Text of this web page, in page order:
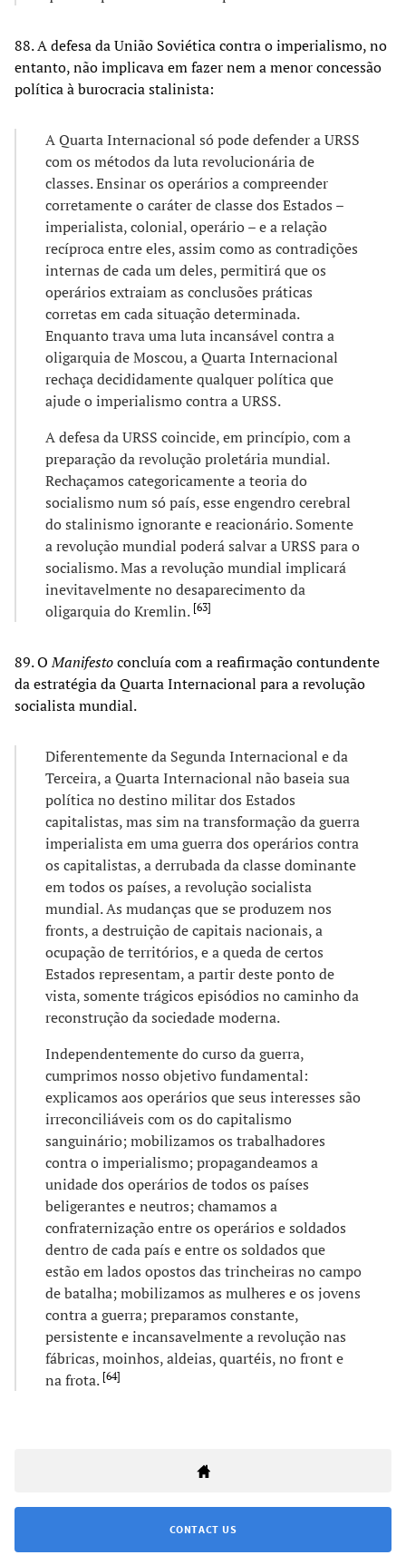
88. A defesa da União Soviética contra o imperialismo, no
entanto, não implicava em fazer nem a menor concessão
política à burocracia stalinista:
A Quarta Internacional só pode defender a URSS
com os métodos da luta revolucionária de
classes. Ensinar os operários a compreender
corretamente o caráter de classe dos Estados –
imperialista, colonial, operário – e a relação
recíproca entre eles, assim como as contradições
internas de cada um deles, permitirá que os
operários extraiam as conclusões práticas
corretas em cada situação determinada.
Enquanto trava uma luta incansável contra a
oligarquia de Moscou, a Quarta Internacional
rechaça decididamente qualquer política que
ajude o imperialismo contra a URSS.
A defesa da URSS coincide, em princípio, com a
preparação da revolução proletária mundial.
Rechaçamos categoricamente a teoria do
socialismo num só país, esse engendro cerebral
do stalinismo ignorante e reacionário. Somente
a revolução mundial poderá salvar a URSS para o
socialismo. Mas a revolução mundial implicará
inevitavelmente no desaparecimento da
oligarquia do Kremlin. [63]
89. OManifestoconcluía com a reafirmação contundente
da estratégia da Quarta Internacional para a revolução
socialista mundial.
Diferentemente da Segunda Internacional e da
Terceira, a Quarta Internacional não baseia sua
política no destino militar dos Estados
capitalistas, mas sim na transformação da guerra
imperialista em uma guerra dos operários contra
os capitalistas, a derrubada da classe dominante
em todos os países, a revolução socialista
mundial. As mudanças que se produzem nos
fronts, a destruição de capitais nacionais, a
ocupação de territórios, e a queda de certos
Estados representam, a partir deste ponto de
vista, somente trágicos episódios no caminho da
reconstrução da sociedade moderna.
Independentemente do curso da guerra,
cumprimos nosso objetivo fundamental:
explicamos aos operários que seus interesses são
irreconciliáveis com os do capitalismo
sanguinário; mobilizamos os trabalhadores
contra o imperialismo; propagandeamos a
unidade dos operários de todos os países
beligerantes e neutros; chamamos a
confraternização entre os operários e soldados
dentro de cada país e entre os soldados que
estão em lados opostos das trincheiras no campo
de batalha; mobilizamos as mulheres e os jovens
contra a guerra; preparamos constante,
persistente e incansavelmente a revolução nas
fábricas, moinhos, aldeias, quartéis, no front e
na frota. [64]
CONTACT US